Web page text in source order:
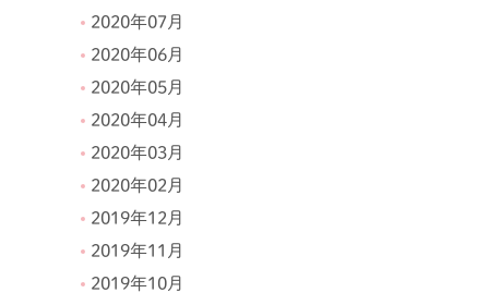
2020年07月
2020年06月
2020年05月
2020年04月
2020年03月
2020年02月
2019年12月
2019年11月
2019年10月